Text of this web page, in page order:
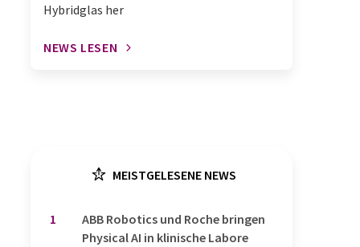
Hybridglas her
NEWS LESEN
MEISTGELESENE NEWS
1
​​​​​​​ABB Robotics und Roche bringen
Physical AI in klinische Labore